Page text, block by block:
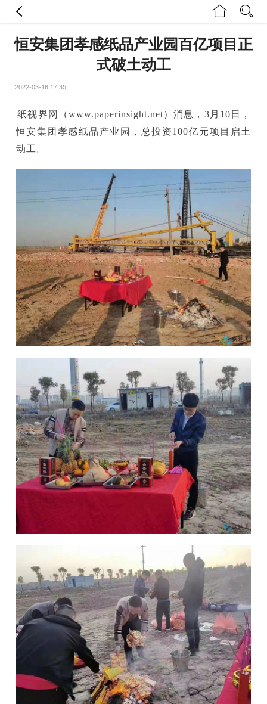
恒安集团孝感纸品产业园百亿项目正
式破土动工
2022-03-16 17:35
视界网（www.paperinsight.net）消息，3月10日，
恒安集团孝感纸品产业园，总投资100亿元项目启土
动工。